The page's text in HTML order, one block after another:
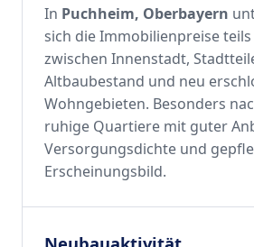
In Puchheim, Oberbayern
sich die Immobilienpreise
zwischen Innenstadt,
Altbaubestand und neu
Wohngebieten. Besonders
ruhige Quartiere mit guter
Versorgungsdichte und
Erscheinungsbild.